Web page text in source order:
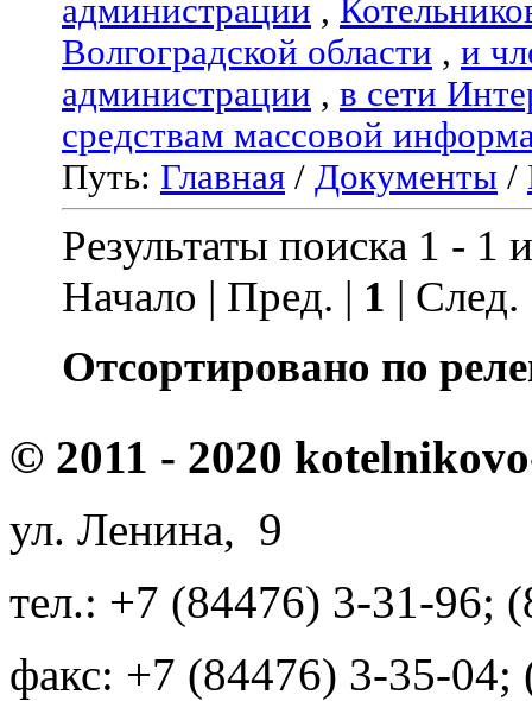
администрации ,
Волгоградской области , и
администрации , в сети
средствам массовой
Путь: Главная / Документы /
Результаты поиска 1 - 1
Начало | Пред. | 1 |
Отсортировано по
© 2011 - 2020
ул. Ленина, 9
тел.: +7 (84476) 3-31-96;
факс: +7 (84476) 3-35-04;